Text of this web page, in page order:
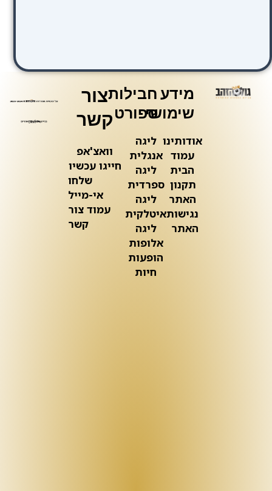
מידע
שימושי
אודותינו
עמוד
הבית
תקנון
האתר
נגישות
האתר
חבילות
ספורט
ליגה
אנגלית
ליגה
ספרדית
ליגה
איטלקית
ליגה
אלופות
הופעות
חיות
צור
קשר
וואצ'אפ
חייגו עכשיו
שלחו
אי-מייל
עמוד צור
קשר